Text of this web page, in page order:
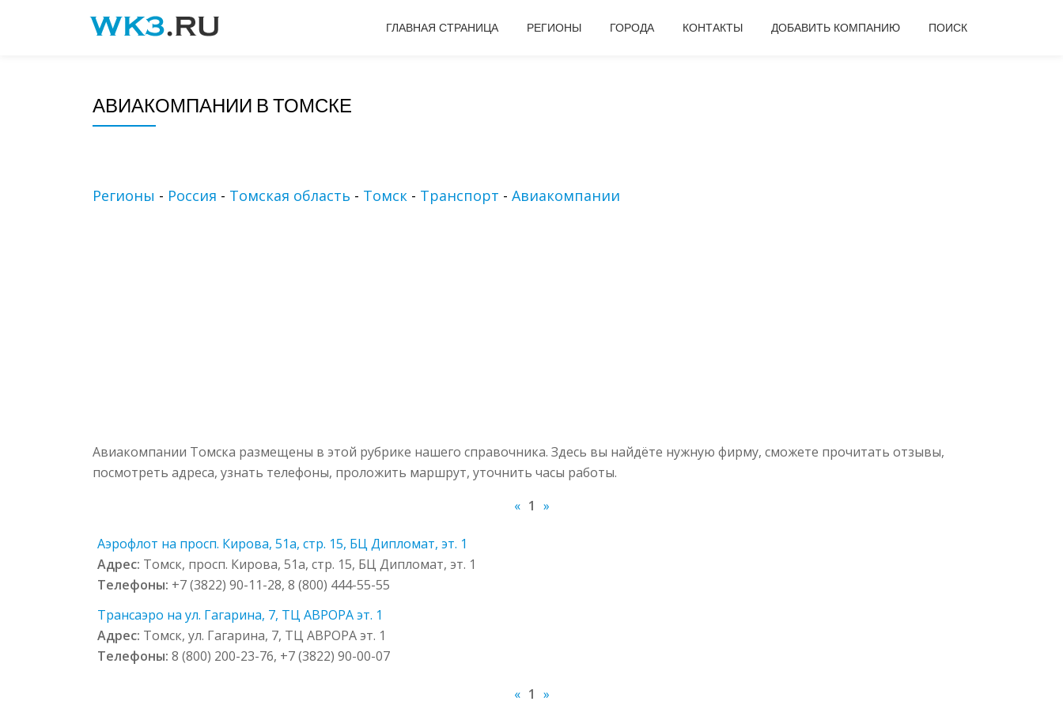
ГЛАВНАЯ СТРАНИЦА РЕГИОНЫ ГОРОДА КОНТАКТЫ ДОБАВИТЬ КОМПАНИЮ ПОИСК
АВИАКОМПАНИИ В ТОМСКЕ
Регионы - Россия - Томская область - Томск - Транспорт - Авиакомпании
Авиакомпании Томска размещены в этой рубрике нашего справочника. Здесь вы найдёте нужную фирму, сможете прочитать отзывы,
посмотреть адреса, узнать телефоны, проложить маршрут, уточнить часы работы.
« 1 »
Аэрофлот на просп. Кирова, 51а, стр. 15, БЦ Дипломат, эт. 1
Адрес: Томск, просп. Кирова, 51а, стр. 15, БЦ Дипломат, эт. 1
Телефоны: +7 (3822) 90-11-28, 8 (800) 444-55-55
Трансаэро на ул. Гагарина, 7, ТЦ АВРОРА эт. 1
Адрес: Томск, ул. Гагарина, 7, ТЦ АВРОРА эт. 1
Телефоны:8 (800) 200-23-76, +7 (3822) 90-00-07
« 1 »